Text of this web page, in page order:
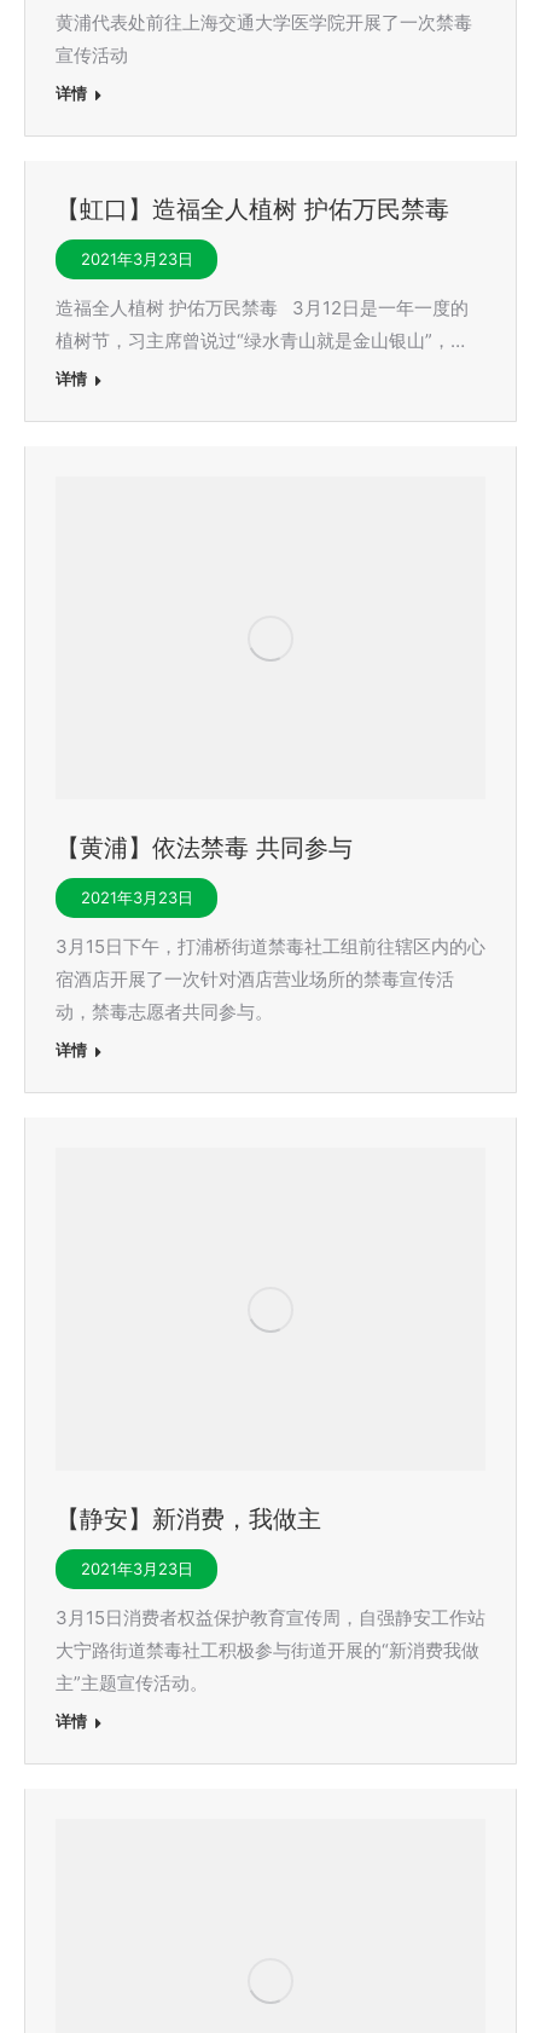
黄浦代表处前往上海交通大学医学院开展了一次禁毒
宣传活动
详情
【虹口】造福全人植树 护佑万民禁毒
2021年3月23日
造福全人植树 护佑万民禁毒 3月12日是一年一度的
植树节，习主席曾说过“绿水青山就是金山银山”，…
详情
【黄浦】依法禁毒 共同参与
2021年3月23日
3月15日下午，打浦桥街道禁毒社工组前往辖区内的心
宿酒店开展了一次针对酒店营业场所的禁毒宣传活
动，禁毒志愿者共同参与。
详情
【静安】新消费，我做主
2021年3月23日
3月15日消费者权益保护教育宣传周，自强静安工作站
大宁路街道禁毒社工积极参与街道开展的“新消费我做
主”主题宣传活动。
详情